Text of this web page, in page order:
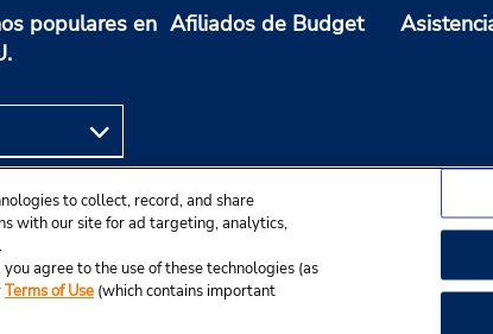
populares en Afiliados de Budget
to collect, record, and share
with our site for ad targeting, analytics,
agree to the use of these technologies (as
Terms of Use (which contains important